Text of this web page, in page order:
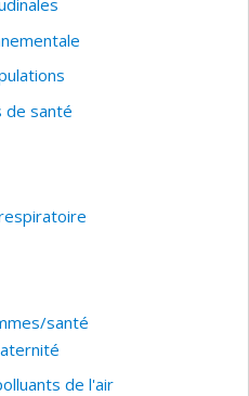
de santé
santé
de l'air